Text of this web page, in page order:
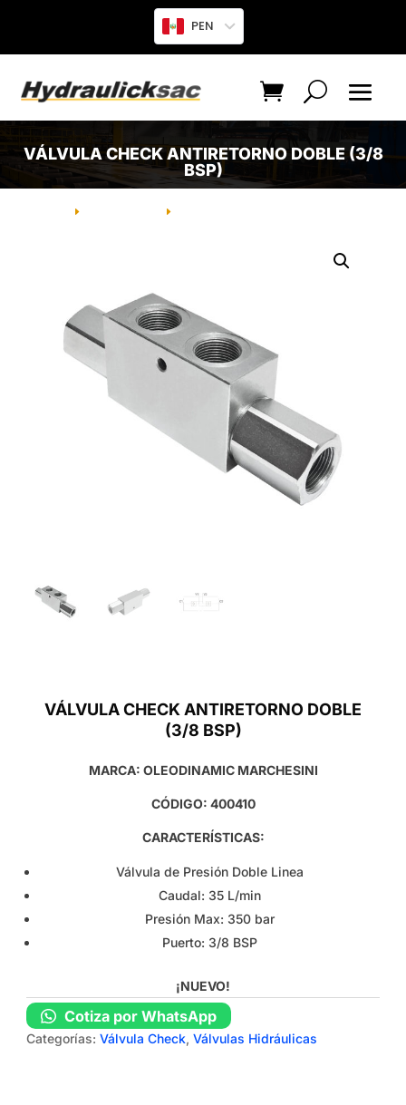
PEN
VÁLVULA CHECK ANTIRETORNO DOBLE (3/8
BSP)
E E
VÁLVULA CHECK ANTIRETORNO DOBLE
(3/8 BSP)
MARCA: OLEODINAMIC MARCHESINI
CÓDIGO: 400410
CARACTERÍSTICAS:
Válvula de Presión Doble Linea
Caudal: 35 L/min
Presión Max: 350 bar
Puerto: 3/8 BSP
¡NUEVO!
Cotiza por WhatsApp
Categorías:Válvula Check,Válvulas Hidráulicas